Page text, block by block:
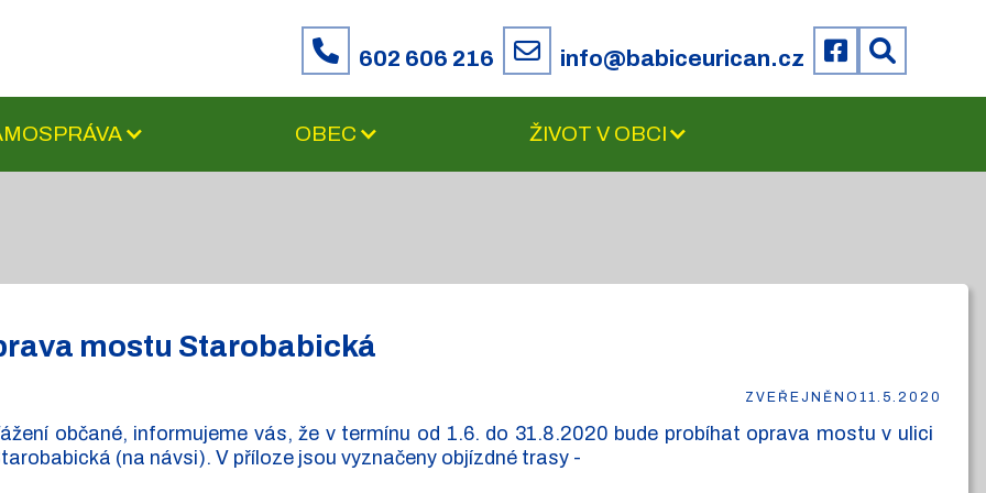
602 606 216 info@babiceurican.cz
OBEC ŽIVOT V OBCI
mostu Starobabická
ZVEŘEJNĚNO 11.5.2020
občané, informujeme vás, že v termínu od 1.6. do 31.8.2020 bude probíhat oprava mostu v ulici
(na návsi). V příloze jsou vyznačeny objízdné trasy -